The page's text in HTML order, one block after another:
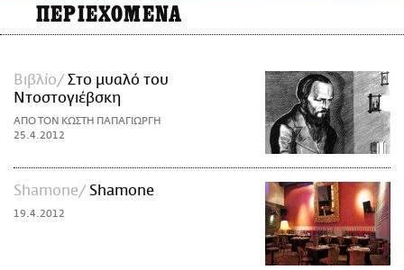
ΠΕΡΙΕΧΟΜΕΝΑ
Βιβλίο
Στο μυαλό του
Ντοστογιέβσκη
ΑΠΟ ΤΟΝ ΚΩΣΤΗ ΠΑΠΑΓΙΩΡΓΗ
25.4.2012
Shamone Shamone
19.4.2012